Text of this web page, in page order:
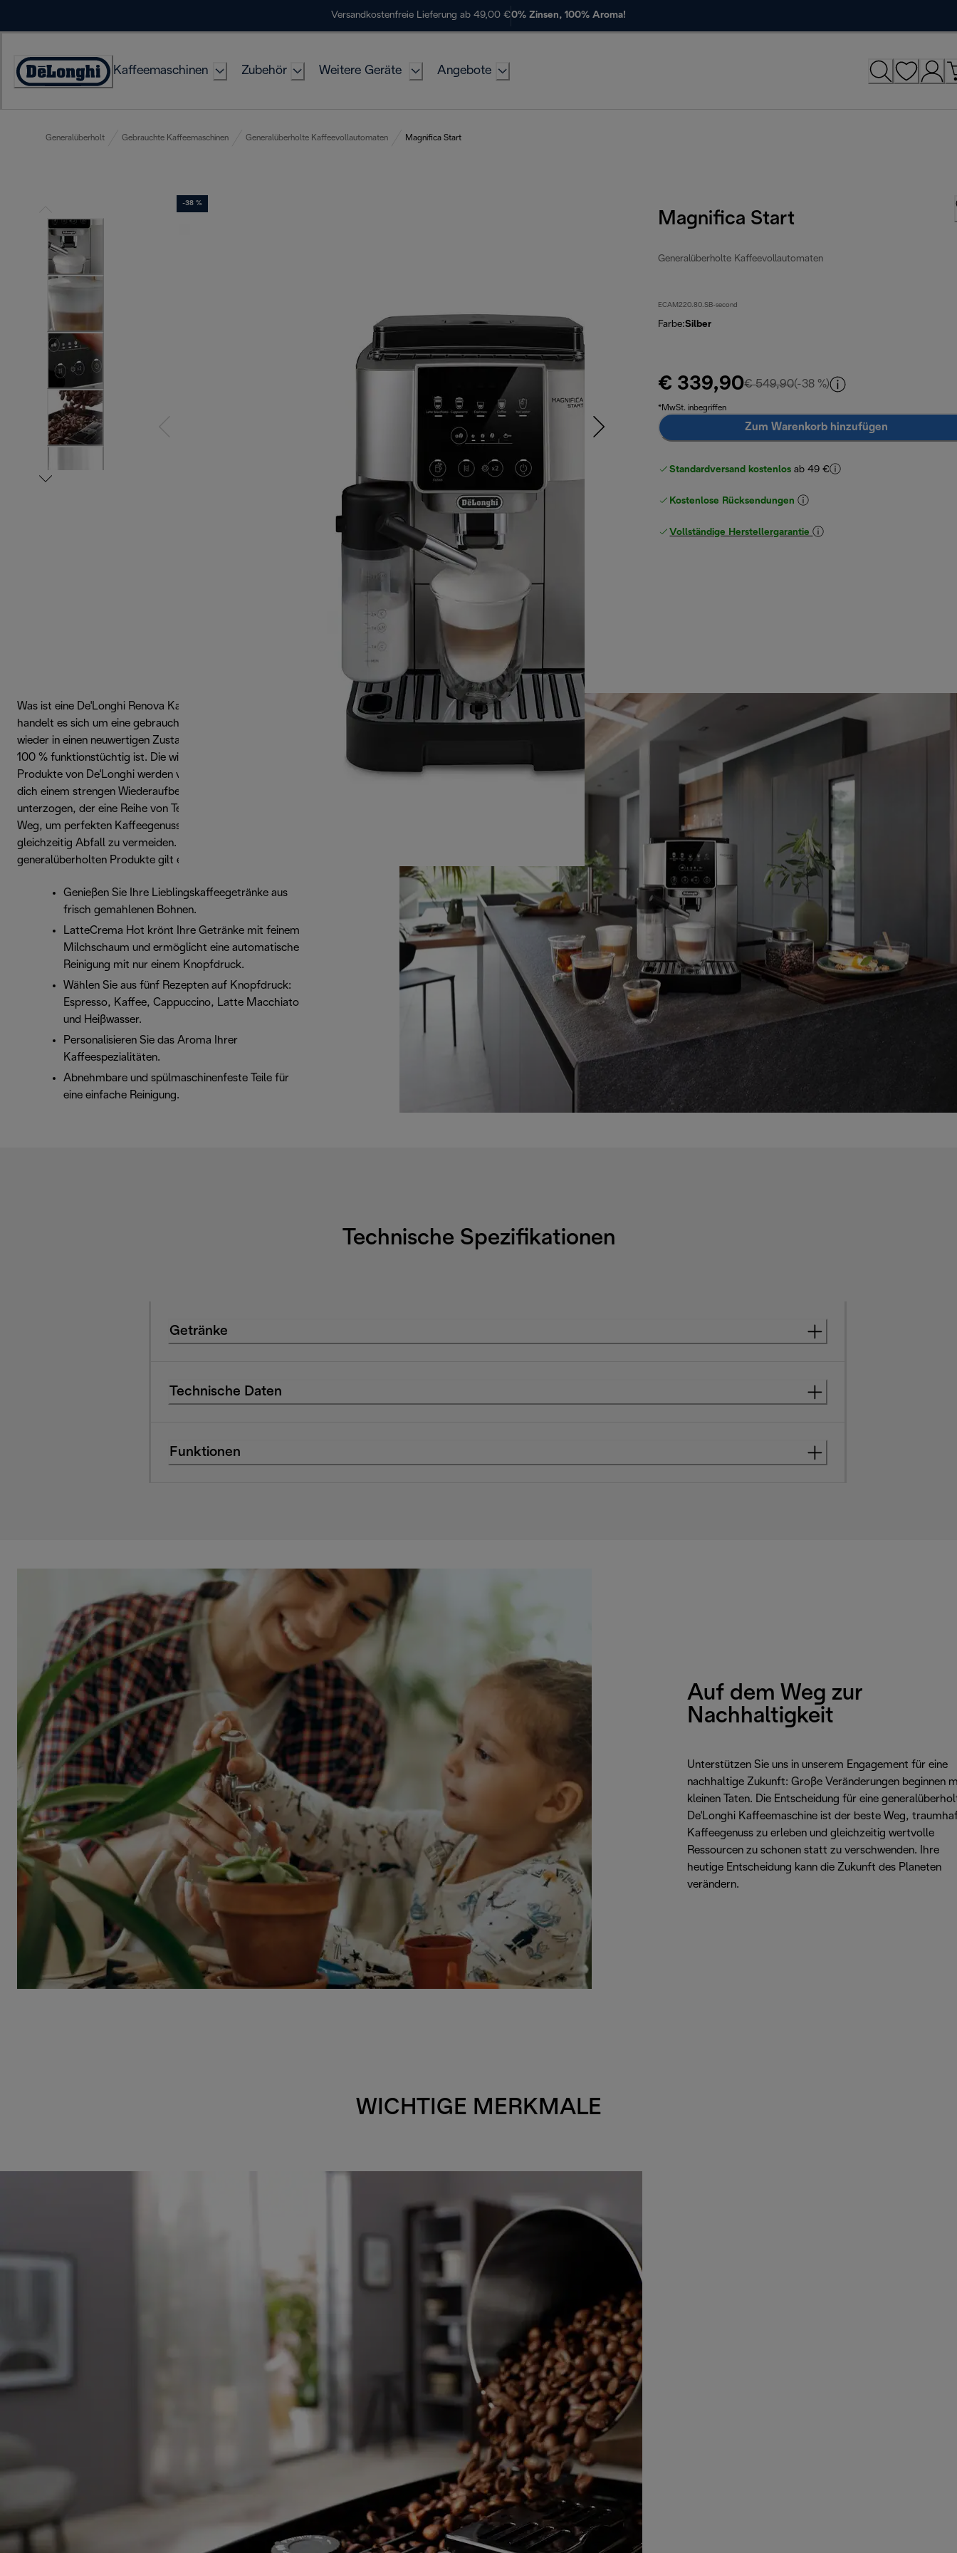
Versandkostenfreie Lieferung ab 49,00 €0% Zinsen, 100% Aroma!
Erklärung
Kaffeemaschinen Zubehör Weitere Geräte Angebote
Generalüberholt Gebrauchte Kaffeemaschinen Generalüberholte Kaffeevollautomaten Magnifica Start
-38 %
Magnifica Start
Generalüberholte Kaffeevollautomaten
ECAM220.80.SB-second
Farbe:Silber
€ 339,90€ 549,90Originalpreis € 549,90
(-38 %)
*MwSt. inbegriffen
Zum Warenkorb hinzufügen
Standardversand kostenlos ab 49 €
Kostenlose Rücksendungen
Vollständige Herstellergarantie
Was ist eine De'Longhi Renova Kaffeemaschine? Dabei
handelt es sich um eine gebrauchte Kaffeemaschine, die
wieder in einen neuwertigen Zustand versetzt wurde und zu
100 % funktionstüchtig ist. Die wiederaufbereiteten
Produkte von De'Longhi werden vor der Auslieferung an
dich einem strengen Wiederaufbereitungsprozess
unterzogen, der eine Reihe von Tests umfasst. Der ideale
Weg, um perfekten Kaffeegenuss zu erleben und
gleichzeitig Abfall zu vermeiden. Für jedes unserer
generalüberholten Produkte gilt eine 2-jährige Garantie.
Genießen Sie Ihre Lieblingskaffeegetränke aus
frisch gemahlenen Bohnen.
LatteCrema Hot krönt Ihre Getränke mit feinem
Milchschaum und ermöglicht eine automatische
Reinigung mit nur einem Knopfdruck.
Wählen Sie aus fünf Rezepten auf Knopfdruck:
Espresso, Kaffee, Cappuccino, Latte Macchiato
und Heißwasser.
Personalisieren Sie das Aroma Ihrer
Kaffeespezialitäten.
Abnehmbare und spülmaschinenfeste Teile für
eine einfache Reinigung.
Technische Spezifikationen
Getränke
Technische Daten
Funktionen
Auf dem Weg zur
Nachhaltigkeit
Unterstützen Sie uns in unserem Engagement für eine
nachhaltige Zukunft: Große Veränderungen beginnen
kleinen Taten. Die Entscheidung für eine
De'Longhi Kaffeemaschine ist der beste Weg,
Kaffeegenuss zu erleben und gleichzeitig wertvolle
Ressourcen zu schonen statt zu verschwenden. Ihre
heutige Entscheidung kann die Zukunft des Planeten
verändern.
WICHTIGE MERKMALE